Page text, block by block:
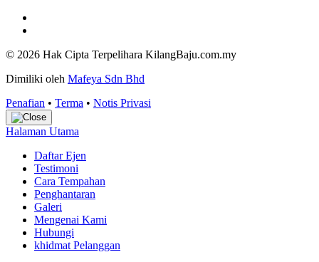
© 2026 Hak Cipta Terpelihara KilangBaju.com.my
Dimiliki oleh Mafeya Sdn Bhd
Penafian • Terma • Notis Privasi
Halaman Utama
Daftar Ejen
Testimoni
Cara Tempahan
Penghantaran
Galeri
Mengenai Kami
Hubungi
khidmat Pelanggan